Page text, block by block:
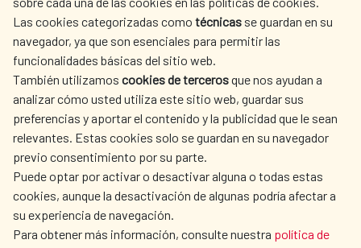
Las cookies categorizadas como técnicas se guardan en su
navegador, ya que son esenciales para permitir las
funcionalidades básicas del sitio web.
También utilizamos cookies de tercerosque nos ayudan a
analizar cómo usted utiliza este sitio web, guardar sus
preferencias y aportar el contenido y la publicidad que le sean
relevantes. Estas cookies solo se guardan en su navegador
previo consentimiento por su parte.
Puede optar por activar o desactivar alguna o todas estas
cookies, aunque la desactivación de algunas podría afectar a
su experiencia de navegación.
Para obtener más información, consulte nuestra política de
AECID
WHERE DO WE COOPERATE?
SPANISH HUMANITARIAN
ACTION
PRESS ROOM
CULTURE AND SCIENCE LIBRARY
OUR SOCIAL MEDIA